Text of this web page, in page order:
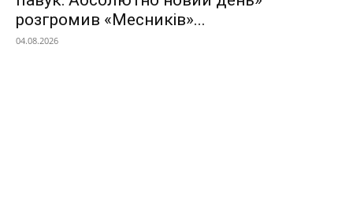
розгромив «Месників»...
04.08.2026